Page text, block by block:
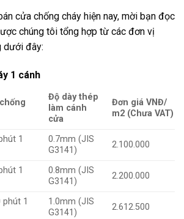
cửa chống cháy hiện nay, mời bạn đọc
chúng tôi tổng hợp từ các đơn vị
dưới đây:
1 cánh
Độ dày thép
làm cánh
cửa
Đơn giá VNĐ/
m2 (Chưa VAT)
1
0.7mm (JIS
G3141)
2.100.000
1
0.8mm (JIS
G3141)
2.200.000
1
1.0mm (JIS
G3141)
2.612.500